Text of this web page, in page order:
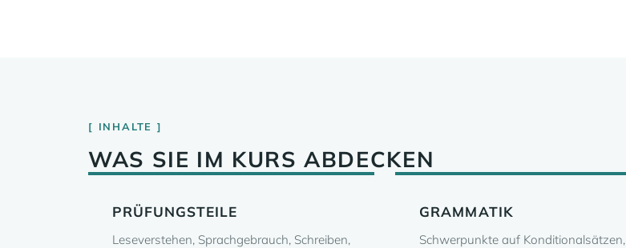
INHALTE
WAS SIE IM KURS ABDECKEN
PRÜFUNGSTEILE
Leseverstehen, Sprachgebrauch, Schreiben,
GRAMMATIK
Schwerpunkte auf Konditionalsätzen,